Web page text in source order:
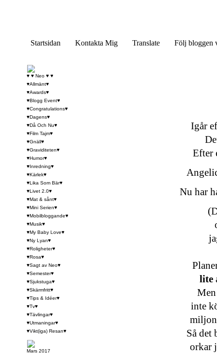
Startsidan Kontakta Mig Translate Följ bloggen
Igår
Efter
Nu har
lite
inte
Så det
orkar
♥ ♥ Neo ♥ ♥
♥Allmänt♥
♥Awards♥
♥Blogg Event♥
♥Congratulations♥
♥Dagens♥
♥Då Och Nu♥
♥Film Tajm♥
♥Gnäll♥
♥Graviditeten♥
♥Humor♥
♥Inredning♥
♥Kärlek♥
♥Lika Som Bär♥
♥Livet 2.0♥
♥Mat & sånt♥
♥Mini Serien♥
♥Mobilbloggande♥
♥Musik♥
♥My Baby Love♥
♥Ny Lyan♥
♥Roligheter♥
♥Rosa♥
♥Sagt av Neo♥
♥Semester♥
♥Sjukstuga♥
♥Skärmfritt♥
♥Tips & Idéer♥
♥Tv♥
♥Tävlingar♥
♥Utmaningar♥
♥Vikt(iga) Resan♥
Mars 2017